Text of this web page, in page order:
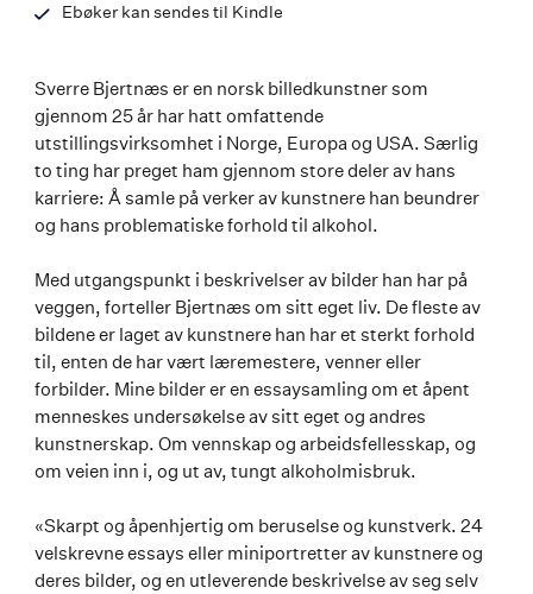
Ebøker kan sendes til Kindle
Sverre Bjertnæs er en norsk billedkunstner som
gjennom 25 år har hatt omfattende
utstillingsvirksomhet i Norge, Europa og USA. Særlig
to ting har preget ham gjennom store deler av hans
karriere: Å samle på verker av kunstnere han beundrer
og hans problematiske forhold til alkohol.
Med utgangspunkt i beskrivelser av bilder han har på
veggen, forteller Bjertnæs om sitt eget liv. De fleste av
bildene er laget av kunstnere han har et sterkt forhold
til, enten de har vært læremestere, venner eller
forbilder. Mine bilder er en essaysamling om et åpent
menneskes undersøkelse av sitt eget og andres
kunstnerskap. Om vennskap og arbeidsfellesskap, og
om veien inn i, og ut av, tungt alkoholmisbruk.
«Skarpt og åpenhjertig om beruselse og kunstverk. 24
velskrevne essays eller miniportretter av kunstnere og
deres bilder, og en utleverende beskrivelse av seg selv